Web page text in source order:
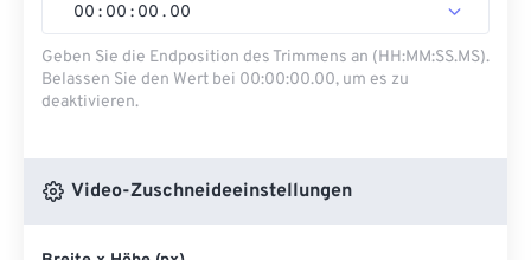
00 : 00 : 00 . 00
Geben Sie die Endposition des Trimmens an (HH:MM:SS.MS).
Belassen Sie den Wert bei 00:00:00.00, um es zu
deaktivieren.
Video-Zuschneideeinstellungen